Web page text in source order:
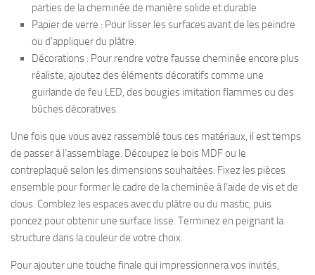
parties de la cheminée de manière solide et durable.
Papier de verre : Pour lisser les surfaces avant de les peindre
ou d’appliquer du plâtre.
Décorations : Pour rendre votre fausse cheminée encore plus
réaliste, ajoutez des éléments décoratifs comme une
guirlande de feu LED, des bougies imitation flammes ou des
bûches décoratives.
Une fois que vous avez rassemblé tous ces matériaux, il est temps
de passer à l’assemblage. Découpez le bois MDF ou le
contreplaqué selon les dimensions souhaitées. Fixez les pièces
ensemble pour former le cadre de la cheminée à l’aide de vis et de
clous. Comblez les espaces avec du plâtre ou du mastic, puis
poncez pour obtenir une surface lisse. Terminez en peignant la
structure dans la couleur de votre choix.
Pour ajouter une touche finale qui impressionnera vos invités,